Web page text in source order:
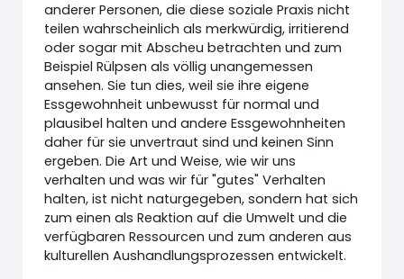
anderer Personen, die diese soziale Praxis nicht
teilen wahrscheinlich als merkwürdig, irritierend
oder sogar mit Abscheu betrachten und zum
Beispiel Rülpsen als völlig unangemessen
ansehen. Sie tun dies, weil sie ihre eigene
Essgewohnheit unbewusst für normal und
plausibel halten und andere Essgewohnheiten
daher für sie unvertraut sind und keinen Sinn
ergeben. Die Art und Weise, wie wir uns
verhalten und was wir für "gutes" Verhalten
halten, ist nicht naturgegeben, sondern hat sich
zum einen als Reaktion auf die Umwelt und die
verfügbaren Ressourcen und zum anderen aus
kulturellen Aushandlungsprozessen entwickelt.